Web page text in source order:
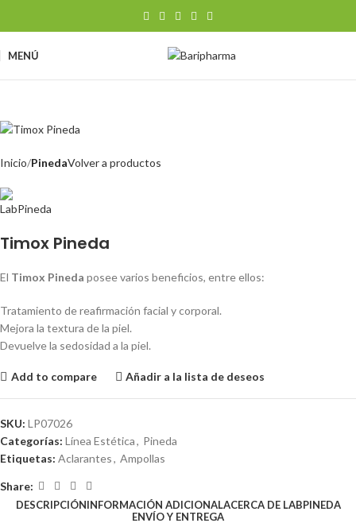
MENÚ
Inicio PinedaVolver a productos
Timox Pineda
El Timox Pineda posee varios beneficios, entre ellos:
Tratamiento de reafirmación facial y corporal.
Mejora la textura de la piel.
Devuelve la sedosidad a la piel.
Add to compare Añadir a la lista de deseos
SKU: LP07026
Categorías: Línea Estética, Pineda
Etiquetas: Aclarantes, Ampollas
Share:
DESCRIPCIÓNINFORMACIÓN ADICIONALACERCA DE LABPINEDA
ENVÍO Y ENTREGA